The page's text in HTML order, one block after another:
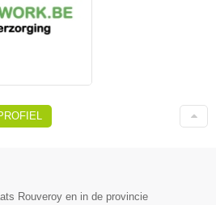
Rouveroy en in de provincie